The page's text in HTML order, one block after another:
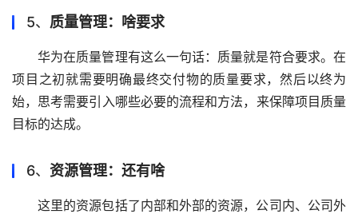
5、 质量管理：啥要求
华为在质量管理有这么一句话：质量就是符合要求。在
项目之初就需要明确最终交付物的质量要求，然后以终为
始，思考需要引入哪些必要的流程和方法，来保障项目质量
目标的达成。
6、 资源管理：还有啥
这里的资源包括了内部和外部的资源，公司内、公司外